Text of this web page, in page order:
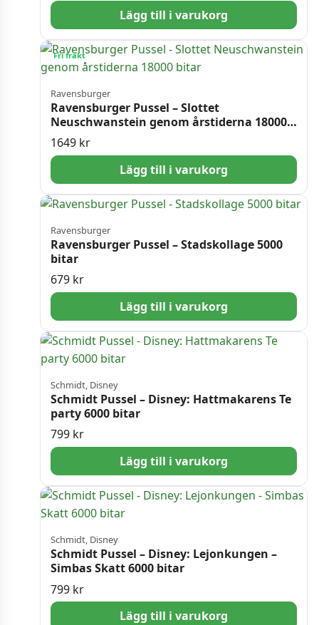
Lägg till i varukorg
Fri frakt
Ravensburger
Ravensburger Pussel – Slottet
Neuschwanstein genom årstiderna 18000
bitar
1649 kr
Lägg till i varukorg
Ravensburger
Ravensburger Pussel – Stadskollage 5000
bitar
679 kr
Lägg till i varukorg
Schmidt, Disney
Schmidt Pussel – Disney: Hattmakarens Te
party 6000 bitar
799 kr
Lägg till i varukorg
Schmidt, Disney
Schmidt Pussel – Disney: Lejonkungen –
Simbas Skatt 6000​ bitar
799 kr
Lägg till i varukorg